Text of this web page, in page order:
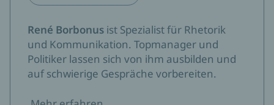
René Borbonus ist Spezialist für Rhetorik
und Kommunikation. Topmanager und
Politiker lassen sich von ihm ausbilden und
auf schwierige Gespräche vorbereiten.